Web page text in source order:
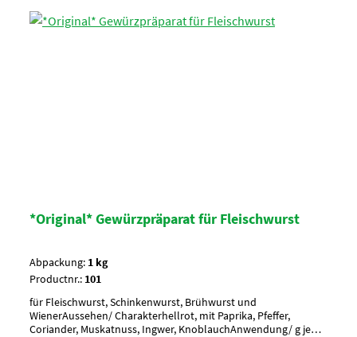
*Original* Gewürzpräparat für Fleischwurst
Abpackung: 1 kg
Productnr.: 101
für Fleischwurst, Schinkenwurst, Brühwurst und
WienerAussehen/ Charakterhellrot, mit Paprika, Pfeffer,
Coriander, Muskatnuss, Ingwer, KnoblauchAnwendung/ g je